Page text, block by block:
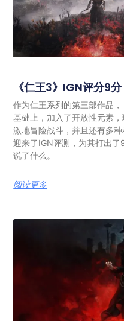
《仁王3》IGN评分9
作为仁王系列的第三部作品
基础上，加入了开放性元素
激地冒险战斗，并且还有多
迎来了IGN评测，为其打出
说了什么。
阅读更多